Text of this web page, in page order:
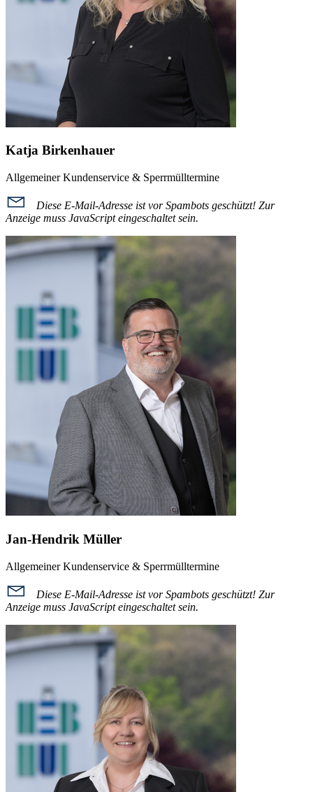
Katja Birkenhauer
Allgemeiner Kundenservice & Sperrmülltermine
Diese E-Mail-Adresse ist vor Spambots geschützt! Zur
Anzeige muss JavaScript eingeschaltet sein.
Jan-Hendrik Müller
Allgemeiner Kundenservice & Sperrmülltermine
Diese E-Mail-Adresse ist vor Spambots geschützt! Zur
Anzeige muss JavaScript eingeschaltet sein.